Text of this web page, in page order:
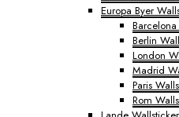
Europa Byer
Berlin
London
Madrid
Paris
Rom